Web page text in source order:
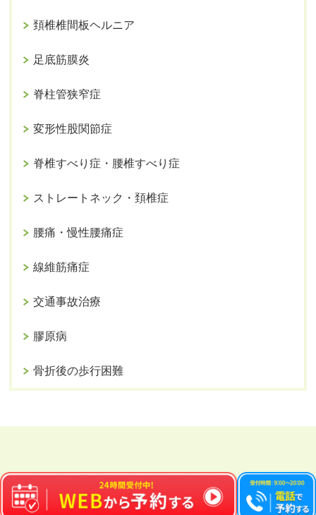
頚椎椎間板ヘルニア
足底筋膜炎
脊柱管狭窄症
変形性股関節症
脊椎すべり症・腰椎すべり症
ストレートネック・頚椎症
腰痛・慢性腰痛症
線維筋痛症
交通事故治療
膠原病
骨折後の歩行困難